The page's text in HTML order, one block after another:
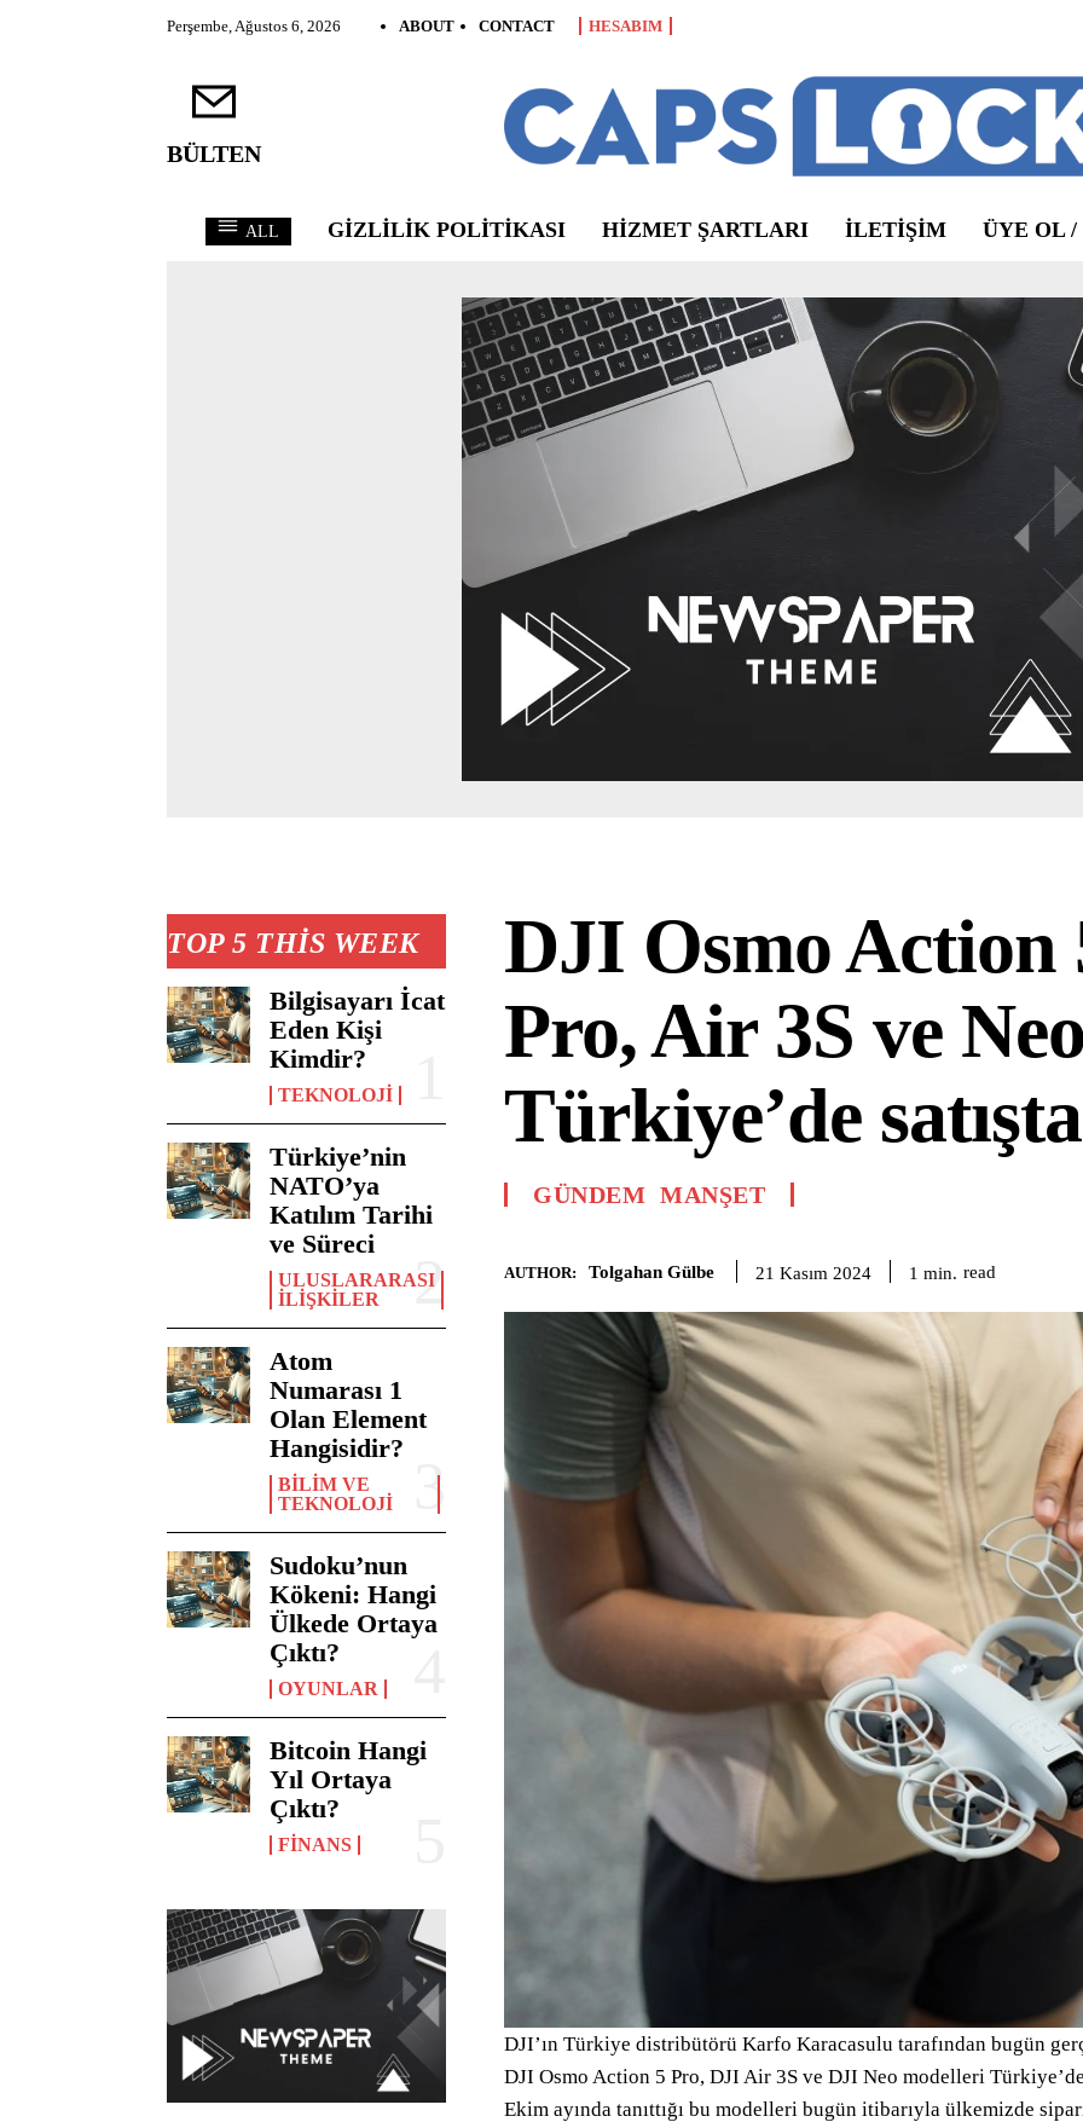
Perşembe, Ağustos 6, 2026 ABOUT CONTACT HESABIM
BÜLTEN
ALL GIZLILIK POLITIKASI HIZMET ŞARTLARI ILETIŞIM ÜYE OL /
TOP 5 THIS WEEK
Bilgisayarı İcat
Eden Kişi
Kimdir?
TEKNOLOJI
Türkiye’nin
NATO’ya
Katılım Tarihi
ve Süreci
ULUSLARARASI
İLIŞKILER
Atom
Numarası 1
Olan Element
Hangisidir?
BILIM VE
TEKNOLOJI
Sudoku’nun
Kökeni: Hangi
Ülkede Ortaya
Çıktı?
OYUNLAR
Bitcoin Hangi
Yıl Ortaya
Çıktı?
FINANS
DJI Osmo Action
Pro, Air 3S ve
Türkiye’de
GÜNDEM MANŞET
AUTHOR: Tolgahan Gülbe 21 Kasım 2024 1 min. read
DJI’ın Türkiye distribütörü Karfo Karacasulu tarafından bugün
DJI Osmo Action 5 Pro, DJI Air 3S ve DJI Neo modelleri
Ekim ayında tanıttığı bu modelleri bugün itibarıyla ülkemizde